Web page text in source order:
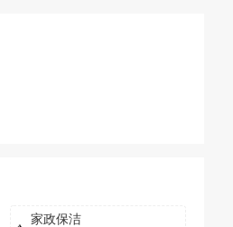
家政保洁